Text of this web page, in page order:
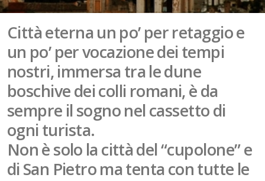
Città eterna un po’ per retaggio e
un po’ per vocazione dei tempi
nostri, immersa tra le dune
boschive dei colli romani, è da
sempre il sogno nel cassetto di
ogni turista.
Non è solo la città del “cupolone” e
di San Pietro ma tenta con tutte le